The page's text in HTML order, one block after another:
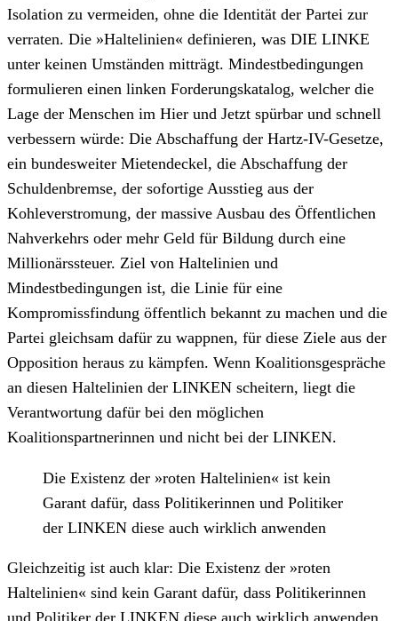
Isolation zu vermeiden, ohne die Identität der Partei zur
verraten. Die »Haltelinien« definieren, was DIE LINKE
unter keinen Umständen mitträgt. Mindestbedingungen
formulieren einen linken Forderungskatalog, welcher die
Lage der Menschen im Hier und Jetzt spürbar und schnell
verbessern würde: Die Abschaffung der Hartz-IV-Gesetze,
ein bundesweiter Mietendeckel, die Abschaffung der
Schuldenbremse, der sofortige Ausstieg aus der
Kohleverstromung, der massive Ausbau des Öffentlichen
Nahverkehrs oder mehr Geld für Bildung durch eine
Millionärssteuer. Ziel von Haltelinien und
Mindestbedingungen ist, die Linie für eine
Kompromissfindung öffentlich bekannt zu machen und die
Partei gleichsam dafür zu wappnen, für diese Ziele aus der
Opposition heraus zu kämpfen. Wenn Koalitionsgespräche
an diesen Haltelinien der LINKEN scheitern, liegt die
Verantwortung dafür bei den möglichen
Koalitionspartnerinnen und nicht bei der LINKEN.
Die Existenz der »roten Haltelinien« ist kein
Garant dafür, dass Politikerinnen und Politiker
der LINKEN diese auch wirklich anwenden
Gleichzeitig ist auch klar: Die Existenz der »roten
Haltelinien« sind kein Garant dafür, dass Politikerinnen